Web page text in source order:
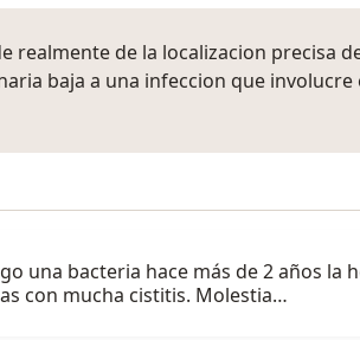
realmente de la localizacion precisa
baja a una infeccion que
una bacteria hace más de 2 años
con mucha cistitis. Molestia…